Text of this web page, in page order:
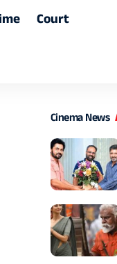
Court
Cinema News